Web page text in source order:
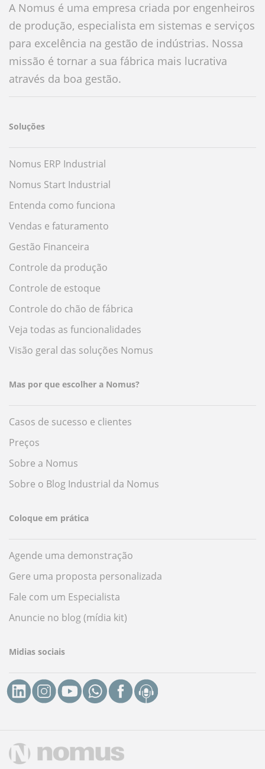
A Nomus é uma empresa criada por engenheiros
de produção, especialista em sistemas e serviços
para excelência na gestão de indústrias. Nossa
missão é tornar a sua fábrica mais lucrativa
através da boa gestão.
Soluções
Nomus ERP Industrial
Nomus Start Industrial
Entenda como funciona
Vendas e faturamento
Gestão Financeira
Controle da produção
Controle de estoque
Controle do chão de fábrica
Veja todas as funcionalidades
Visão geral das soluções Nomus
Mas por que escolher a Nomus?
Casos de sucesso e clientes
Preços
Sobre a Nomus
Sobre o Blog Industrial da Nomus
Coloque em prática
Agende uma demonstração
Gere uma proposta personalizada
Fale com um Especialista
Anuncie no blog (mídia kit)
Midias sociais